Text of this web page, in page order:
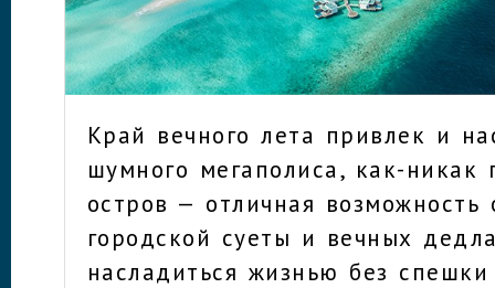
Край вечного лета привлек и
шумного мегаполиса, как-никак
остров — отличная возможность
городской суеты и вечных
насладиться жизнью без